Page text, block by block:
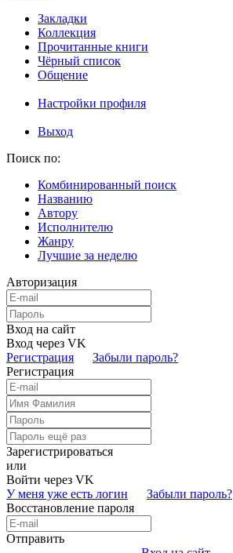
Закладки
Коллекция
Прочитанные книги
Чёрный список
Общение
Настройки профиля
Выход
Поиск по:
Комбинированный поиск
Названию
Автору
Исполнителю
Жанру
Лучшие за неделю
Авторизация
Вход на сайт
Вход через VK
Регистрация
Забыли пароль?
Регистрация
Зарегистрироваться
или
Войти через VK
У меня уже есть логин
Забыли пароль?
Восстановление пароля
Отправить